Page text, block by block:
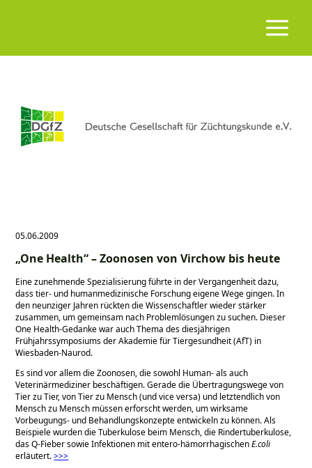
05.06.2009
„One Health“ – Zoonosen von Virchow bis heute
Eine zunehmende Spezialisierung führte in der Vergangenheit dazu,
dass tier- und humanmedizinische Forschung eigene Wege gingen. In
den neunziger Jahren rückten die Wissenschaftler wieder stärker
zusammen, um gemeinsam nach Problemlösungen zu suchen. Dieser
One Health-Gedanke war auch Thema des diesjährigen
Frühjahrssymposiums der Akademie für Tiergesundheit (AfT) in
Wiesbaden-Naurod.
Es sind vor allem die Zoonosen, die sowohl Human- als auch
Veterinärmediziner beschäftigen. Gerade die Übertragungswege von
Tier zu Tier, von Tier zu Mensch (und vice versa) und letztendlich von
Mensch zu Mensch müssen erforscht werden, um wirksame
Vorbeugungs- und Behandlungskonzepte entwickeln zu können. Als
Beispiele wurden die Tuberkulose beim Mensch, die Rindertuberkulose,
das Q-Fieber sowie Infektionen mit entero-hämorrhagischenE.coli
erläutert.>>>